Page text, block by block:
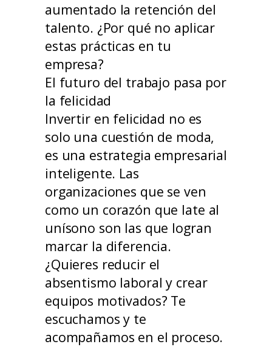
aumentado la retención del
talento. ¿Por qué no aplicar
estas prácticas en tu
empresa?
El futuro del trabajo pasa por
la felicidad
Invertir en felicidad no es
solo una cuestión de moda,
es una estrategia empresarial
inteligente. Las
organizaciones que se ven
como un corazón que late al
unísono son las que logran
marcar la diferencia.
¿Quieres reducir el
absentismo laboral y crear
equipos motivados? Te
escuchamos y te
acompañamos en el proceso.